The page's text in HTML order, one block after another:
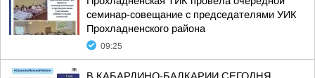
семинар-совещание с председателями УИК
Прохладненского района
09:25